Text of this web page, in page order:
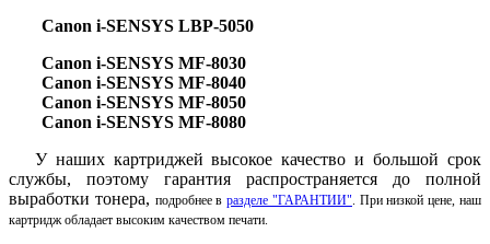
Canon i-SENSYS LBP-5050
Canon i-SENSYS MF-8030
Canon i-SENSYS MF-8040
Canon i-SENSYS MF-8050
Canon i-SENSYS MF-8080
У наших картриджей высокое качество и большой срок
службы, поэтому гарантия распространяется до полной
выработки тонера, подробнее вразделе "ГАРАНТИИ". При низкой цене, наш
картридж обладает высоким качеством печати.